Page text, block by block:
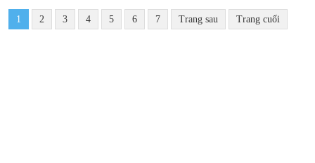
1 2 3 4 5 6 7 Trang sau Trang cuối